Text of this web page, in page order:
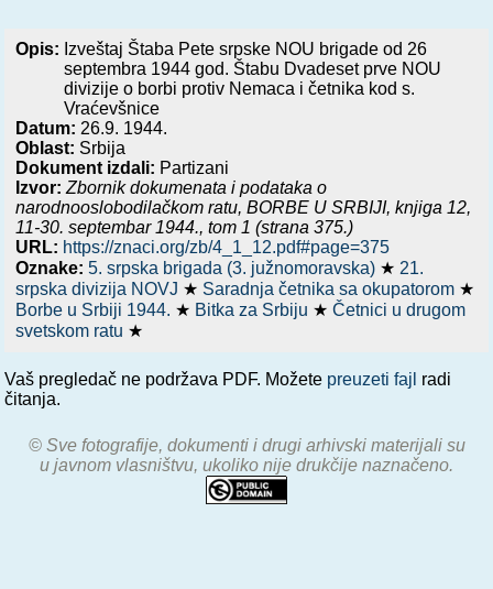
Opis: Izveštaj Štaba Pete srpske NOU brigade od 26
septembra 1944 god. Štabu Dvadeset prve NOU
divizije o borbi protiv Nemaca i četnika kod s.
Vraćevšnice
Datum: 26.9. 1944.
Oblast: Srbija
Dokument izdali: Partizani
Izvor: Zbornik dokumenata i podataka o
narodnooslobodilačkom ratu,BORBE U SRBIJI, knjiga 12,
11-30. septembar 1944., tom 1 (strana 375.)
URL: https://znaci.org/zb/4_1_12.pdf#page=375
Oznake:5. srpska brigada (3. južnomoravska) ★ 21.
srpska divizija NOVJ ★ Saradnja četnika sa okupatorom ★
Borbe u Srbiji 1944. ★ Bitka za Srbiju ★Četnici u drugom
svetskom ratu ★
Vaš pregledač ne podržava PDF. Možete preuzeti fajl radi
čitanja.
© Sve fotografije, dokumenti i drugi arhivski materijali su
u javnom vlasništvu, ukoliko nije drukčije naznačeno.